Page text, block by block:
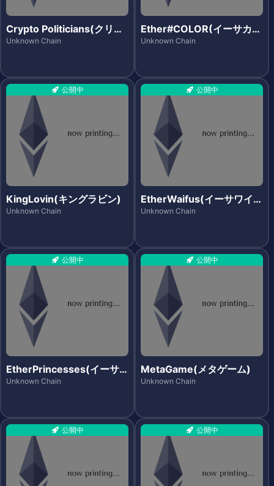
Crypto Politicians(クリプ
トポリティシャンズ)
Unknown Chain
Ether#COLOR(イーサカラ
ー)
Unknown Chain
公開中
KingLovin(キングラビン)
Unknown Chain
公開中
EtherWaifus(イーサワイフ
ス)
Unknown Chain
公開中
EtherPrincesses(イーサ
プリンセス)
Unknown Chain
公開中
MetaGame(メタゲーム)
Unknown Chain
公開中 公開中